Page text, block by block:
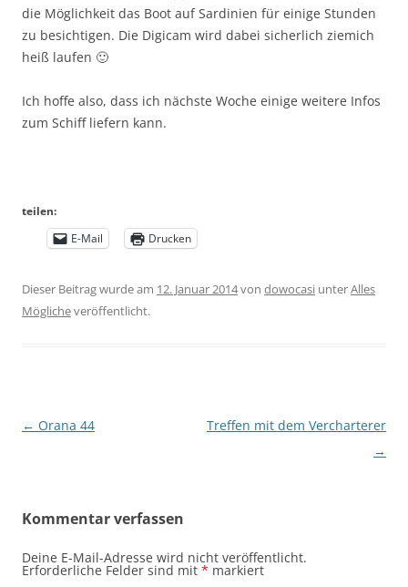
die Möglichkeit das Boot auf Sardinien für einige Stunden
zu besichtigen. Die Digicam wird dabei sicherlich ziemich
heiß laufen 🙂
Ich hoffe also, dass ich nächste Woche einige weitere Infos
zum Schiff liefern kann.
teilen:
E-Mail
Drucken
Dieser Beitrag wurde am 12. Januar 2014von dowocasi unterAlles
Möglicheveröffentlicht.
Beitragsnavigation
← Orana 44
Treffen mit dem Vercharterer
→
Kommentar verfassen
Deine E-Mail-Adresse wird nicht veröffentlicht.
Erforderliche Felder sind mit * markiert